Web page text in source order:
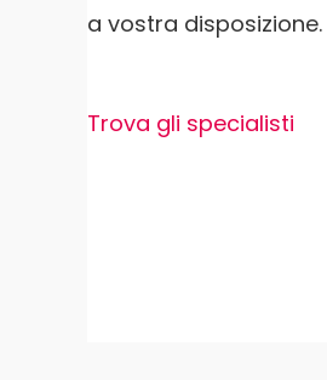
a vostra disposizione.
Trova gli specialisti